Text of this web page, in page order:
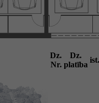
Dz.
Nr.
Dz.
platība
ist.